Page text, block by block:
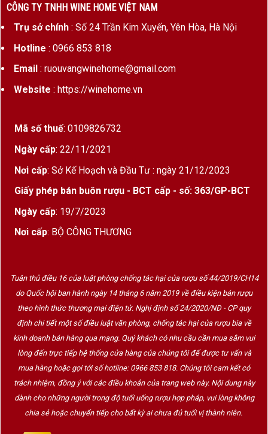
CÔNG TY TNHH WINE HOME VIỆT NAM
Trụ sở chính: Số 24 Trần Kim Xuyến, Yên Hòa, Hà Nội
Hotline : 0966 853 818
Email : ruouvangwinehome@gmail.com
Website : https://winehome.vn
Mã số thuế: 0109826732
Ngày cấp: 22/11/2021
Nơi cấp: Sở Kế Hoạch và Đầu Tư : ngày 21/12/2023
Giấy phép bán buôn rượu - BCT cấp - số: 363/GP-BCT
Ngày cấp: 19/7/2023
Nơi cấp: BỘ CÔNG THƯƠNG
Tuân thủ điều 16 của luật phòng chống tác hại của rượu số 44/2019/CH14
do Quốc hội ban hành ngày 14 tháng 6 năm 2019 về điều kiện bán rượu
theo hình thức thương mại điện tử. Nghị định số 24/2020/NĐ - CP quy
định chi tiết một số điều luật văn phòng, chống tác hại của rượu bia về
kinh doanh bán hàng qua mạng. Quý khách có nhu cầu cần mua sắm vui
lòng đến trực tiếp hệ thống cửa hàng của chúng tôi để được tư vấn và
mua hàng hoặc gọi tới số hotline: 0966 853 818. Chúng tôi cam kết có
trách nhiệm, đồng ý với các điều khoản của trang web này. Nội dung này
dành cho những người trong độ tuổi uống rượu hợp pháp, vui lòng không
chia sẻ hoặc chuyển tiếp cho bất kỳ ai chưa đủ tuổi vị thành niên.